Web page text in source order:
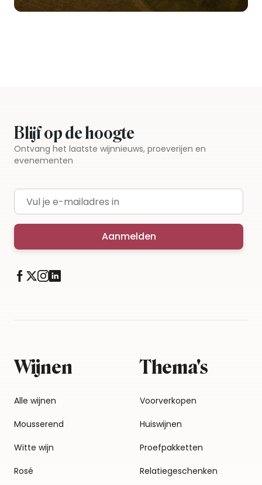
Blijf op de hoogte
Ontvang het laatste wijnnieuws, proeverijen en
evenementen
E-mailadres
Aanmelden
Wijnen
Alle wijnen
Mousserend
Witte wijn
Rosé
Thema's
Voorverkopen
Huiswijnen
Proefpakketten
Relatiegeschenken